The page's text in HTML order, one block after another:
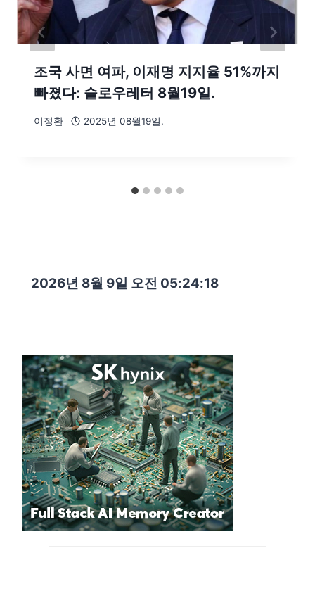
조국 사면 여파, 이재명 지지율 51%까지
빠졌다: 슬로우레터 8월19일.
이정환 2025년 08월19일.
2026년 8월 9일 오전 05:24:19